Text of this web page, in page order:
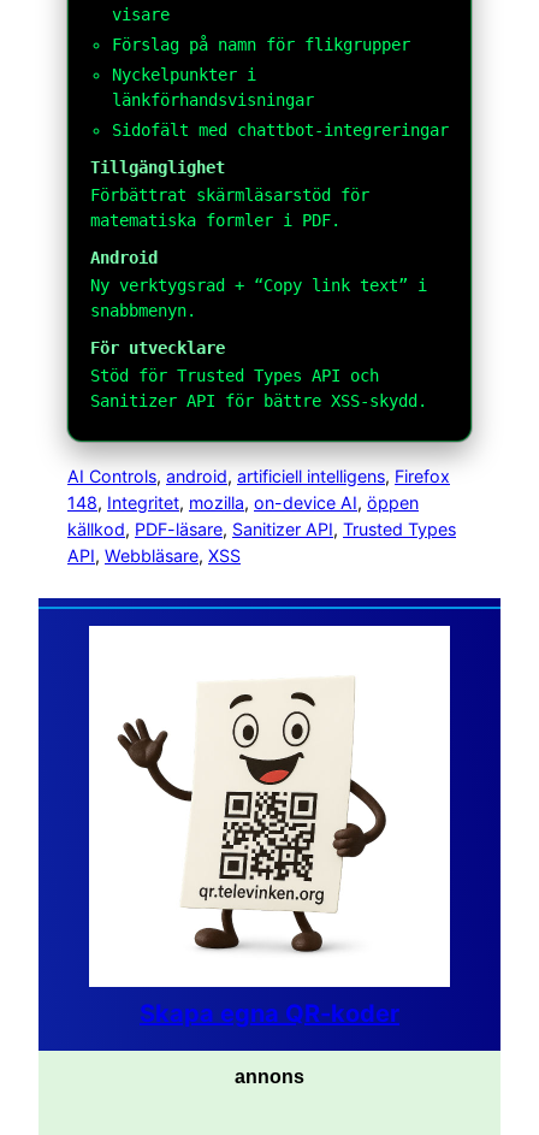
visare
Förslag på namn för flikgrupper
Nyckelpunkter i
länkförhandsvisningar
Sidofält med chattbot-integreringar
Tillgänglighet
Förbättrat skärmläsarstöd för
matematiska formler i PDF.
Android
Ny verktygsrad + “Copy link text” i
snabbmenyn.
För utvecklare
Stöd för Trusted Types API och
Sanitizer API för bättre XSS-skydd.
AI Controls, android, artificiell intelligens, Firefox
148, Integritet, mozilla, on-device AI, öppen
källkod, PDF-läsare, Sanitizer API, Trusted Types
API, Webbläsare, XSS
Skapa egna QR-koder
annons